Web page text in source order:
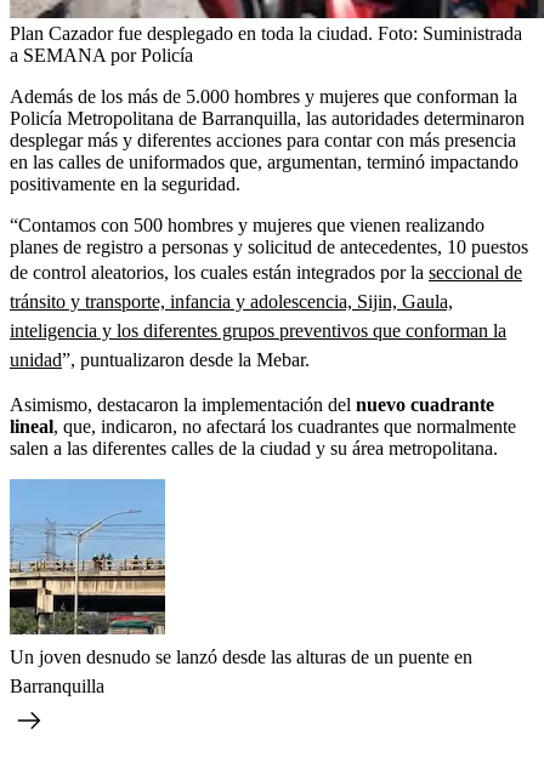
Plan Cazador fue desplegado en toda la ciudad. Foto: Suministrada
a SEMANA por Policía
Además de los más de 5.000 hombres y mujeres que conforman la
Policía Metropolitana de Barranquilla, las autoridades determinaron
desplegar más y diferentes acciones para contar con más presencia
en las calles de uniformados que, argumentan, terminó impactando
positivamente en la seguridad.
“Contamos con 500 hombres y mujeres que vienen realizando
planes de registro a personas y solicitud de antecedentes, 10 puestos
de control aleatorios, los cuales están integrados por la seccional de
tránsito y transporte, infancia y adolescencia, Sijin, Gaula,
inteligencia y los diferentes grupos preventivos que conforman la
unidad”, puntualizaron desde la Mebar.
Asimismo, destacaron la implementación del nuevo cuadrante
lineal, que, indicaron, no afectará los cuadrantes que normalmente
salen a las diferentes calles de la ciudad y su área metropolitana.
Un joven desnudo se lanzó desde las alturas de un puente en
Barranquilla